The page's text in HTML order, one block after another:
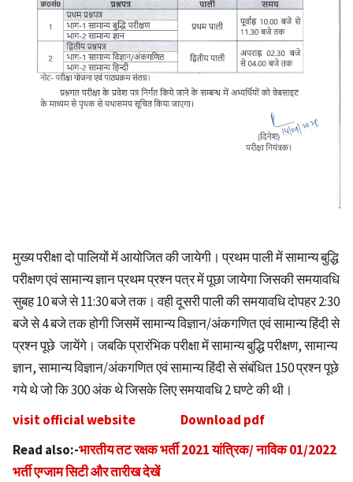
मुख्य परीक्षा दो पालियों में आयोजित की जायेगी। प्रथम पाली में सामान्य बुद्धि
परीक्षण एवं सामान्य ज्ञान प्रथम प्रश्न पत्र में पूछा जायेगा जिसकी समयावधि
सुबह 10 बजे से 11:30 बजे तक। वही दूसरी पाली की समयावधि दोपहर 2:30
बजे से 4 बजे तक होगी जिसमें सामान्य विज्ञान/अंकगणित एवं सामान्य हिंदी से
प्रश्न पूछे जायेंगे। जबकि प्रारंभिक परीक्षा में सामान्य बुद्धि परीक्षण, सामान्य
ज्ञान, सामान्य विज्ञान/अंकगणित एवं सामान्य हिंदी से संबंधित 150 प्रश्न पूछे
गये थे जो कि 300 अंक थे जिसके लिए समयावधि 2 घण्टे की थी।
visit official website
Download pdf
Read also:-भारतीय तट रक्षक भर्ती 2021 यांत्रिक/ नाविक 01/2022
भर्ती एग्जाम सिटी और तारीख देखें